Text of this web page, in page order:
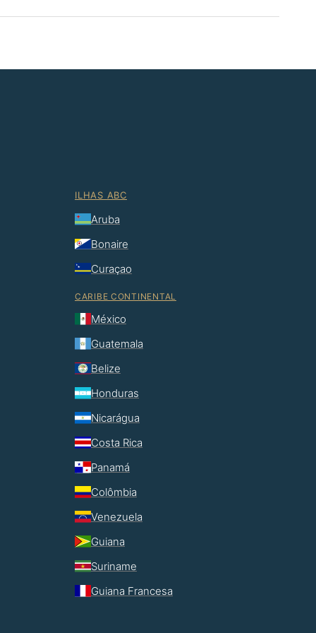
ILHAS ABC
Aruba
Bonaire
Curaçao
CARIBE CONTINENTAL
México
Guatemala
Belize
Honduras
Nicarágua
Costa Rica
Panamá
Colômbia
Venezuela
Guiana
Suriname
Guiana Francesa